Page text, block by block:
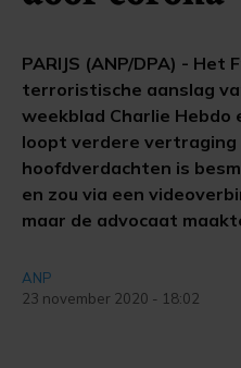
PARIJS (ANP/DPA) - Het
terroristische aanslag
weekblad Charlie Hebdo
loopt verdere vertraging
hoofdverdachten is
en zou via een
maar de advocaat
ANP
23 november 2020 - 18:02